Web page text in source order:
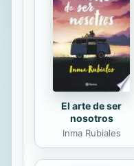
El arte de ser
nosotros
Inma Rubiales